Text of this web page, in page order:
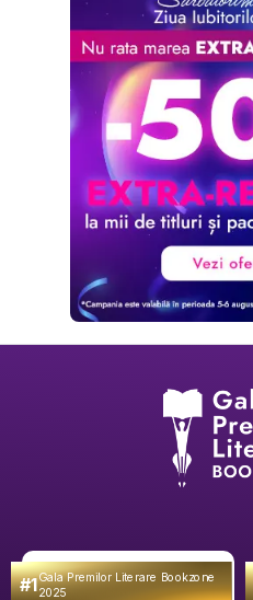
#1Gala Premilor Literare Bookzone
2025